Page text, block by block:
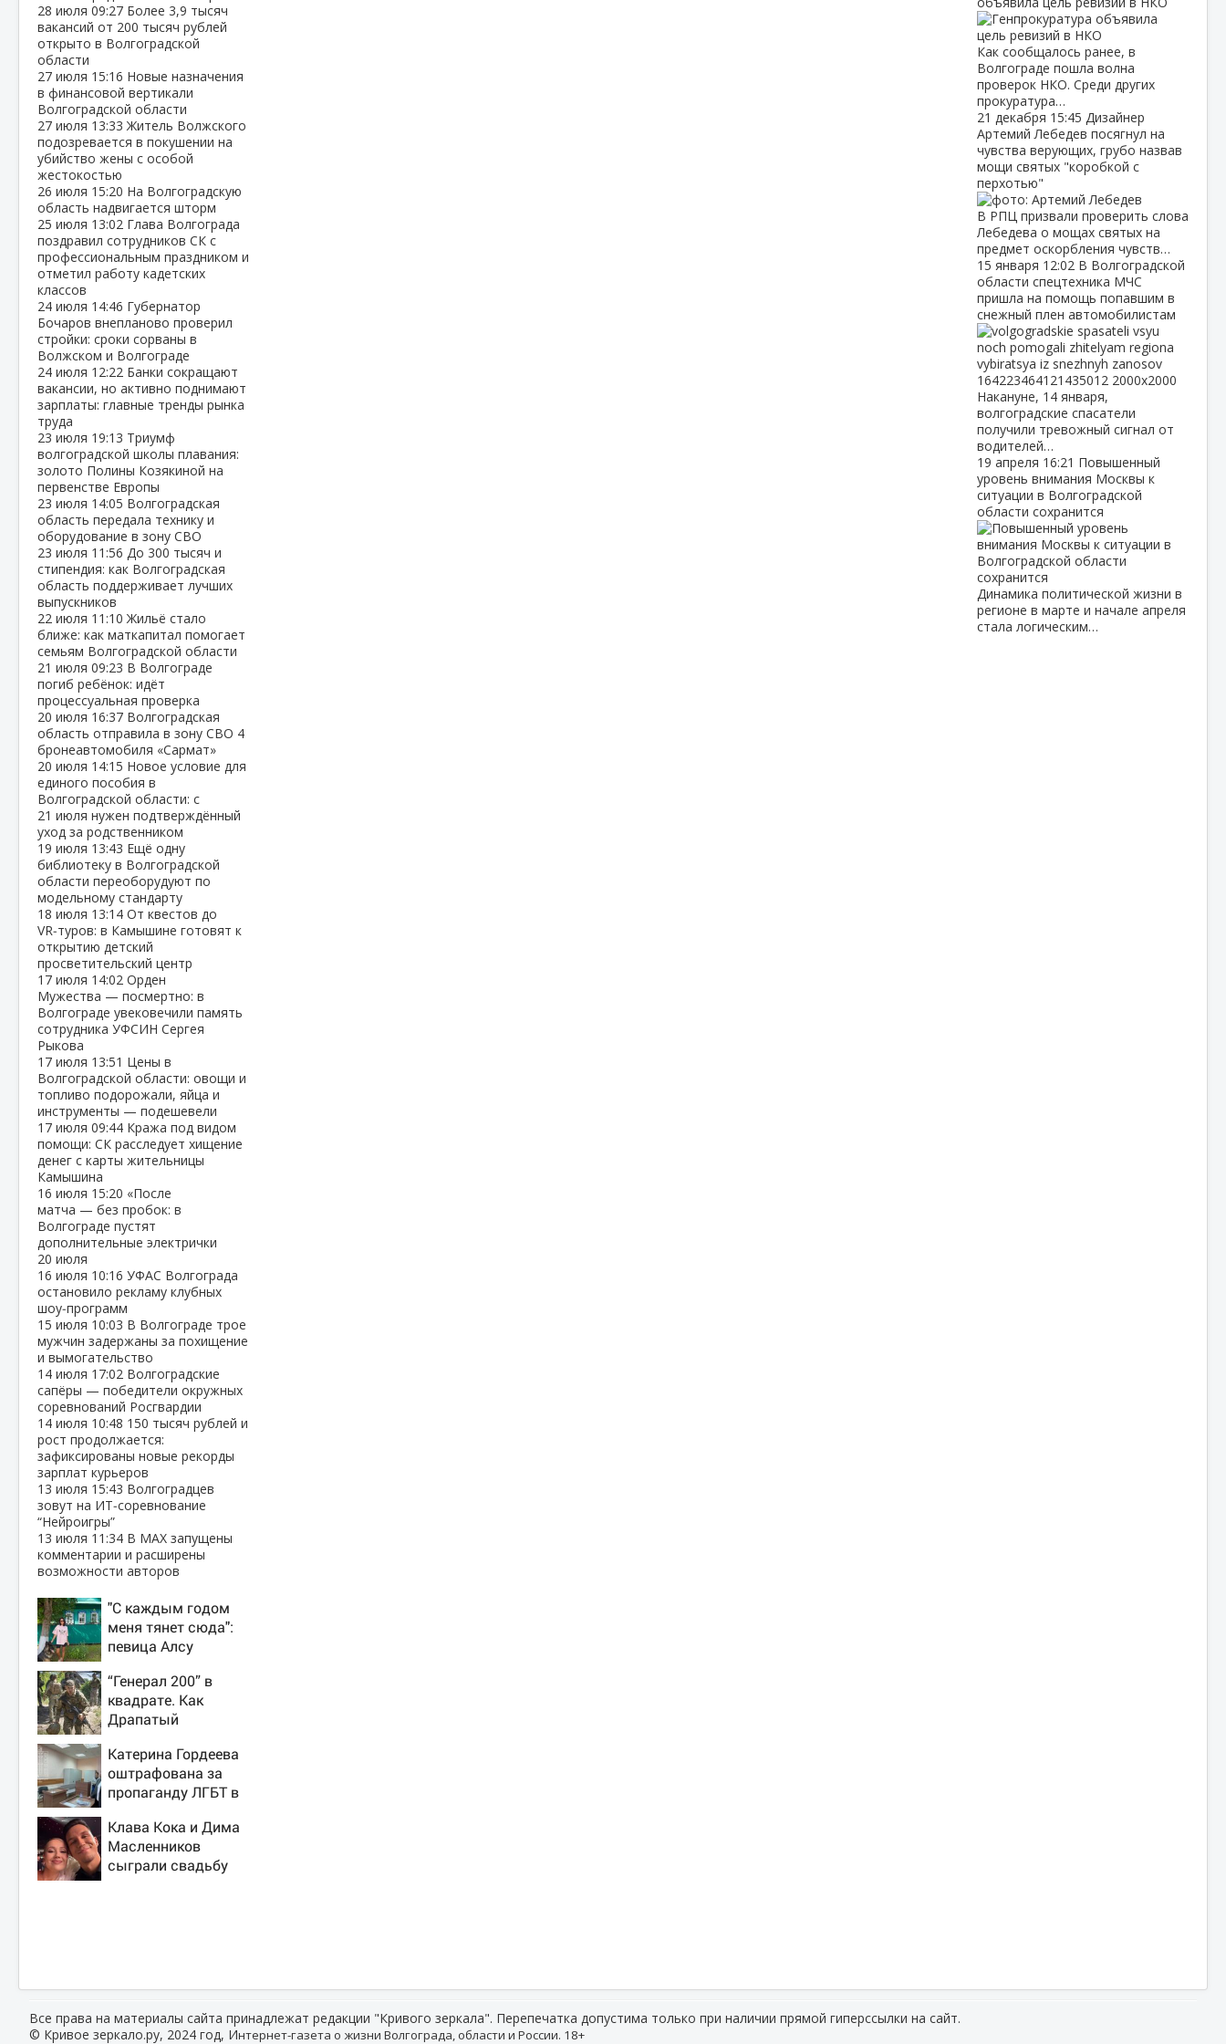
28 июля 09:27 Более 3,9 тысяч
вакансий от 200 тысяч рублей
открыто в Волгоградской
области
27 июля 15:16 Новые назначения
в финансовой вертикали
Волгоградской области
27 июля 13:33Житель Волжского
подозревается в покушении на
убийство жены с особой
жестокостью
26 июля 15:20 На Волгоградскую
область надвигается шторм
25 июля 13:02 Глава Волгограда
поздравил сотрудников СК с
профессиональным праздником и
отметил работу кадетских
классов
24 июля 14:46 Губернатор
Бочаров внепланово проверил
стройки: сроки сорваны в
Волжском и Волгограде
24 июля 12:22 Банки сокращают
вакансии, но активно поднимают
зарплаты: главные тренды рынка
труда
23 июля 19:13 Триумф
волгоградской школы плавания:
золото Полины Козякиной на
первенстве Европы
23 июля 14:05 Волгоградская
область передала технику и
оборудование в зону СВО
23 июля 11:56 До 300 тысяч и
стипендия: как Волгоградская
область поддерживает лучших
выпускников
22 июля 11:10Жильё стало
ближе: как маткапитал помогает
семьям Волгоградской области
21 июля 09:23 В Волгограде
погиб ребёнок: идёт
процессуальная проверка
20 июля 16:37 Волгоградская
область отправила в зону СВО 4
бронеавтомобиля «Сармат»
20 июля 14:15 Новое условие для
единого пособия в
Волгоградской области: с
21 июля нужен подтверждённый
уход за родственником
19 июля 13:43 Ещё одну
библиотеку в Волгоградской
области переоборудуют по
модельному стандарту
18 июля 13:14 От квестов до
VR‑туров: в Камышине готовят к
открытию детский
просветительский центр
17 июля 14:02 Орден
Мужества — посмертно: в
Волгограде увековечили память
сотрудника УФСИН Сергея
Рыкова
17 июля 13:51 Цены в
Волгоградской области: овощи и
топливо подорожали, яйца и
инструменты — подешевели
17 июля 09:44 Кража под видом
помощи: СК расследует хищение
денег с карты жительницы
Камышина
16 июля 15:20 «После
матча — без пробок: в
Волгограде пустят
дополнительные электрички
20 июля
16 июля 10:16 УФАС Волгограда
остановило рекламу клубных
шоу‑программ
15 июля 10:03 В Волгограде трое
мужчин задержаны за похищение
и вымогательство
14 июля 17:02 Волгоградские
сапёры — победители окружных
соревнований Росгвардии
14 июля 10:48 150 тысяч рублей и
рост продолжается:
зафиксированы новые рекорды
зарплат курьеров
13 июля 15:43 Волгоградцев
зовут на ИТ‑соревнование
“Нейроигры”
13 июля 11:34 В МАХ запущены
комментарии и расширены
возможности авторов
"С каждым годом
меня тянет сюда":
певица Алсу
татарскую деревню,
где прошло ее
детство 07/08/2026
“Генерал 200” в
квадрате. Как
Драпатый
Сырского
Катерина Гордеева
оштрафована за
пропаганду ЛГБТ в
на Вести.ru
Клава Кока и Дима
Масленников
сыграли свадьбу
Как сообщалось ранее, в
Волгограде пошла волна
проверок НКО. Среди других
прокуратура…
21 декабря 15:45 Дизайнер
Артемий Лебедев посягнул на
чувства верующих, грубо назвав
мощи святых "коробкой с
перхотью"
В РПЦ призвали проверить слова
Лебедева о мощах святых на
предмет оскорбления чувств…
15 января 12:02 В Волгоградской
области спецтехника МЧС
пришла на помощь попавшим в
снежный плен автомобилистам
Накануне, 14 января,
волгоградские спасатели
получили тревожный сигнал от
водителей…
19 апреля 16:21 Повышенный
уровень внимания Москвы к
ситуации в Волгоградской
области сохранится
Динамика политической жизни в
регионе в марте и начале апреля
стала логическим…
Все права на материалы сайта принадлежат редакции "Кривого зеркала". Перепечатка допустима только при наличии прямой гиперссылки на сайт.
© Кривое зеркало.ру, 2024 год, Интернет-газета о жизни Волгограда, области и России. 18+